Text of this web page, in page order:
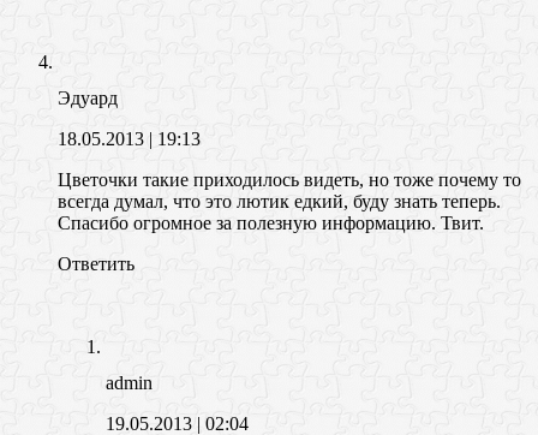
Эдуард
18.05.2013 | 19:13
Цветочки такие приходилось видеть, но тоже почему то
всегда думал, что это лютик едкий, буду знать теперь.
Спасибо огромное за полезную информацию. Твит.
Ответить
admin
19.05.2013 | 02:04